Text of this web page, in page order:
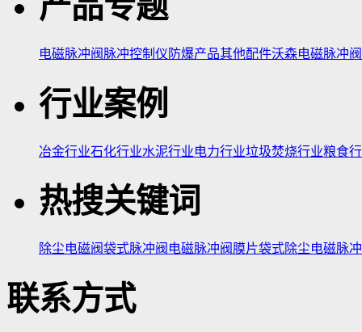
电磁脉冲阀 脉冲控制仪 防爆产品其他配件沃森电磁脉冲阀
行业案例
冶金行业石化行业水泥行业电力行业垃圾焚烧行业粮食
热搜关键词
除尘电磁阀袋式脉冲阀 电磁脉冲阀膜片袋式除尘电磁脉
联系方式